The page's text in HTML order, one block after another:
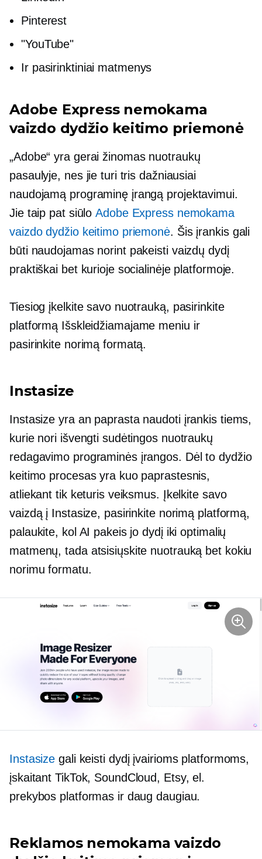
Pinterest
"YouTube"
Ir pasirinktiniai matmenys
Adobe Express nemokama
vaizdo dydžio keitimo priemonė
„Adobe“ yra gerai žinomasnuotraukų
pasaulyje, nes jie turi tris dažniausiai
naudojamą programinę įrangą projektavimui.
Jie taip pat siūloAdobe Express nemokama
vaizdo dydžio keitimo priemonė. Šis įrankis gali
būti naudojamas norint pakeisti vaizdų dydį
praktiškai bet kurioje socialinėje platformoje.
Tiesiog įkelkite savo nuotrauką, pasirinkite
platformą Išskleidžiamajame meniu ir
pasirinkite norimą formatą.
Instasize
Instasize yra an paprasta naudotiįrankis tiems,
kurie nori išvengti sudėtingos nuotraukų
redagavimo programinės įrangos. Dėl to dydžio
keitimo procesas yra kuo paprastesnis,
atliekant tik keturis veiksmus. Įkelkite savo
vaizdą į Instasize, pasirinkite norimą platformą,
palaukite, kol AI pakeis jo dydį iki optimalių
matmenų, tada atsisiųskite nuotrauką bet kokiu
norimu formatu.
Instasize gali keisti dydį įvairioms platformoms,
įskaitant TikTok, SoundCloud, Etsy, el.
prekybos platformas ir daug daugiau.
Reklamos nemokama vaizdo